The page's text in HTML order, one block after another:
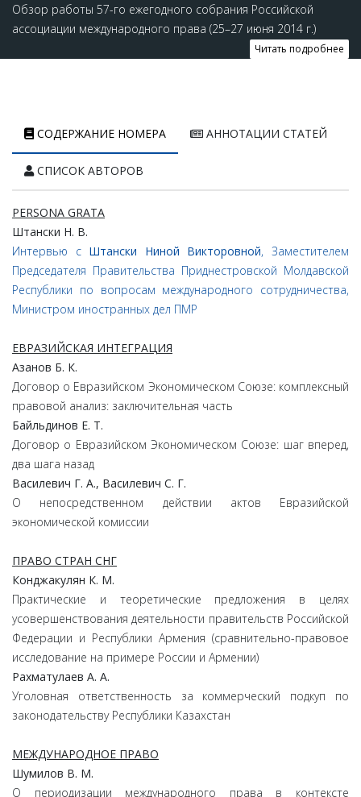
Обзор работы 57-го ежегодного собрания Российской
ассоциации международного права (25–27 июня 2014 г.)
Читать подробнее
СОДЕРЖАНИЕ НОМЕРА АННОТАЦИИ СТАТЕЙ
СПИСОК АВТОРОВ
PERSONA GRATA
Штански Н. В.
Интервью с Штански Ниной Викторовной, Заместителем
Председателя Правительства Приднестровской Молдавской
Республики по вопросам международного сотрудничества,
Министром иностранных дел ПМР
ЕВРАЗИЙСКАЯ ИНТЕГРАЦИЯ
Азанов Б. К.
Договор о Евразийском Экономическом Союзе: комплексный
правовой анализ: заключительная часть
Байльдинов Е. Т.
Договор о Евразийском Экономическом Союзе: шаг вперед,
два шага назад
Василевич Г. А., Василевич С. Г.
О непосредственном действии актов Евразийской
экономической комиссии
ПРАВО СТРАН СНГ
Конджакулян К. М.
Практические и теоретические предложения в целях
усовершенствования деятельности правительств Российской
Федерации и Республики Армения (сравнительно-правовое
исследование на примере России и Армении)
Рахматулаев А. А.
Уголовная ответственность за коммерческий подкуп по
законодательству Республики Казахстан
МЕЖДУНАРОДНОЕ ПРАВО
Шумилов В. М.
О периодизации международного права в контексте